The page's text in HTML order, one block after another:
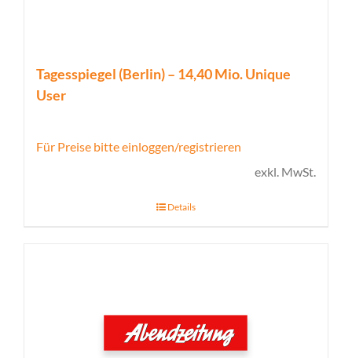
Tagesspiegel (Berlin) – 14,40 Mio. Unique
User
Für Preise bitte einloggen/registrieren
exkl. MwSt.
Details